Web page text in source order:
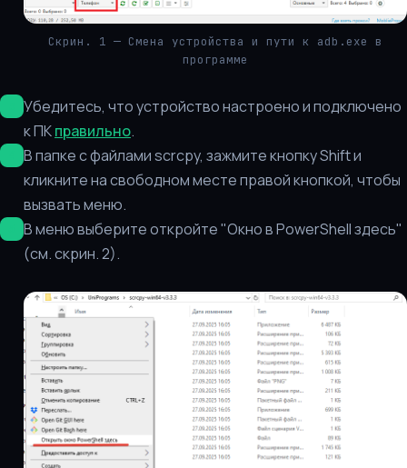
Скрин. 1 — Смена устройства и пути к adb.exe в
программе
Убедитесь, что устройство настроено и подключено
к ПКправильно.
В папке с файлами scrcpy, зажмите кнопку Shift и
кликните на свободном месте правой кнопкой, чтобы
вызвать меню.
В меню выберите откройте "Окно в PowerShell здесь"
(см. скрин. 2).